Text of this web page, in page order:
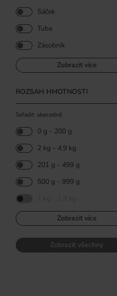
Sáček
Tuba
Zásobník
Zobrazit více
ROZSAH HMOTNOSTI
Seřadit: abecedně
0 g - 200 g
2 kg - 4,9 kg
201 g - 499 g
500 g - 999 g
Zobrazit více
Zobrazit všechny